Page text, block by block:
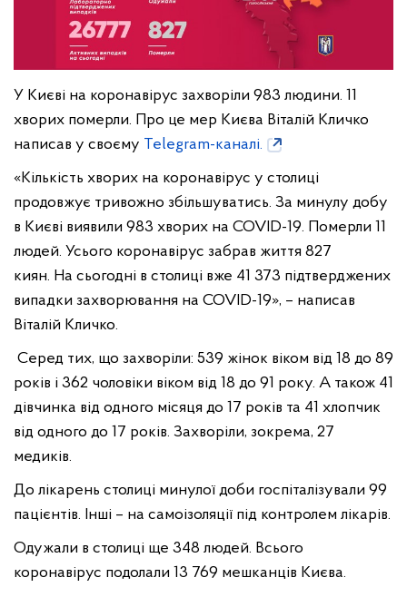
У Києві на коронавірус захворіли 983 людини. 11
хворих померли. Про це мер Києва Віталій Кличко
написав у своєму Telegram-каналі.
«Кількість хворих на коронавірус у столиці
продовжує тривожно збільшуватись. За минулу добу
в Києві виявили 983 хворих на COVID-19. Померли 11
людей. Усього коронавірус забрав життя 827
киян. На сьогодні в столиці вже 41 373 підтверджених
випадки захворювання на COVID-19», – написав
Віталій Кличко.
Серед тих, що захворіли: 539 жінок віком від 18 до 89
років і 362 чоловіки віком від 18 до 91 року. А також 41
дівчинка від одного місяця до 17 років та 41 хлопчик
від одного до 17 років. Захворіли, зокрема, 27
медиків.
До лікарень столиці минулої доби госпіталізували 99
пацієнтів. Інші – на самоізоляції під контролем лікарів.
Одужали в столиці ще 348 людей. Всього
коронавірус подолали 13 769 мешканців Києва.